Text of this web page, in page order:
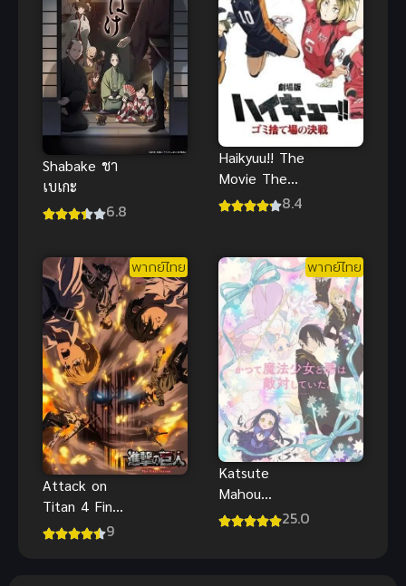
Shabake ชา
เบเกะ
6.8
Haikyuu!! The
Movie The
Dumpster
ประทาน เดอะ
มูฟวี่ ตอน ศึก
ที่กองขยะ
(พากย์ไทย)
8.4
พากย์ไทย
Attack on
Titan 4 Final
Season Part
9
พากย์ไทย
Katsute
Mahou
Shoujo to25.0